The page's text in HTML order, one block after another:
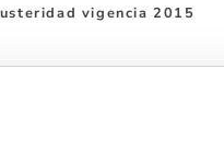
vigencia 2015